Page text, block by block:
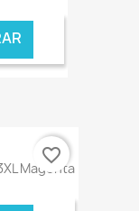
€ ONLINE
Magenta
favorite_border